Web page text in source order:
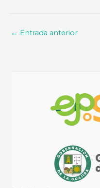
← Entrada anterior